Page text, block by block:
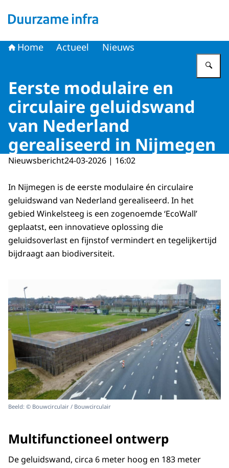
Home Actueel Nieuws
Eerste modulaire en
circulaire geluidswand
van Nederland
gerealiseerd in Nijmegen
Nieuwsbericht24-03-2026 | 16:02
In Nijmegen is de eerste modulaire én circulaire
geluidswand van Nederland gerealiseerd. In het
gebied Winkelsteeg is een zogenoemde ‘EcoWall’
geplaatst, een innovatieve oplossing die
geluidsoverlast en fijnstof vermindert en tegelijkertijd
bijdraagt aan biodiversiteit.
Beeld: © Bouwcirculair / Bouwcirculair
Multifunctioneel ontwerp
De geluidswand, circa 6 meter hoog en 183 meter